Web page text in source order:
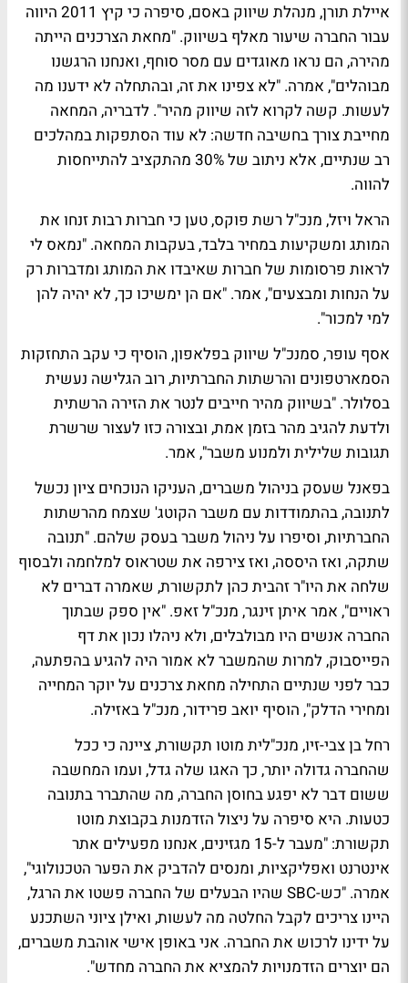
איילת תורן, מנהלת שיווק באסם, סיפרה כי קיץ 2011 היווה
עבור החברה שיעור מאלף בשיווק. "מחאת הצרכנים הייתה
מהירה, הם נראו מאוגדים עם מסר סוחף, ואנחנו הרגשנו
מבוהלים", אמרה. "לא צפינו את זה, ובהתחלה לא ידענו מה
לעשות. קשה לקרוא לזה שיווק מהיר". לדבריה, המחאה
מחייבת צורך בחשיבה חדשה: לא עוד הסתפקות במהלכים
רב שנתיים, אלא ניתוב של 30% מהתקציב להתייחסות
להווה.
הראל ויזל, מנכ"ל רשת פוקס, טען כי חברות רבות זנחו את
המותג ומשקיעות במחיר בלבד, בעקבות המחאה. "נמאס לי
לראות פרסומות של חברות שאיבדו את המותג ומדברות רק
על הנחות ומבצעים", אמר. "אם הן ימשיכו כך, לא יהיה להן
למי למכור".
אסף עופר, סמנכ"ל שיווק בפלאפון, הוסיף כי עקב התחזקות
הסמארטפונים והרשתות החברתיות, רוב הגלישה נעשית
בסלולר. "בשיווק מהיר חייבים לנטר את הזירה הרשתית
ולדעת להגיב מהר בזמן אמת, ובצורה כזו לעצור שרשרת
תגובות שלילית ולמנוע משבר", אמר.
בפאנל שעסק בניהול משברים, העניקו הנוכחים ציון נכשל
לתנובה, בהתמודדות עם משבר הקוטג' שצמח מהרשתות
החברתיות, וסיפרו על ניהול משבר בעסק שלהם. "תנובה
שתקה, ואז היססה, ואז צירפה את שטראוס למלחמה ולבסוף
שלחה את היו"ר זהבית כהן לתקשורת, שאמרה דברים לא
ראויים", אמר איתן זינגר, מנכ"ל זאפ. "אין ספק שבתוך
החברה אנשים היו מבולבלים, ולא ניהלו נכון את דף
הפייסבוק, למרות שהמשבר לא אמור היה להגיע בהפתעה,
כבר לפני שנתיים התחילה מחאת צרכנים על יוקר המחייה
ומחירי הדלק", הוסיף יואב פרידור, מנכ"ל באזילה.
רחל בן צבי-זיו, מנכ"לית מוטו תקשורת, ציינה כי ככל
שהחברה גדולה יותר, כך האגו שלה גדל, ועמו המחשבה
ששום דבר לא יפגע בחוסן החברה, מה שהתברר בתנובה
כטעות. היא סיפרה על ניצול הזדמנות בקבוצת מוטו
תקשורת: "מעבר ל-15 מגזינים, אנחנו מפעילים אתר
אינטרנט ואפליקציות, ומנסים להדביק את הפער הטכנולוגי",
אמרה. "כש-SBC שהיו הבעלים של החברה פשטו את הרגל,
היינו צריכים לקבל החלטה מה לעשות, ואילן ציוני השתכנע
על ידינו לרכוש את החברה. אני באופן אישי אוהבת משברים,
הם יוצרים הזדמנויות להמציא את החברה מחדש".